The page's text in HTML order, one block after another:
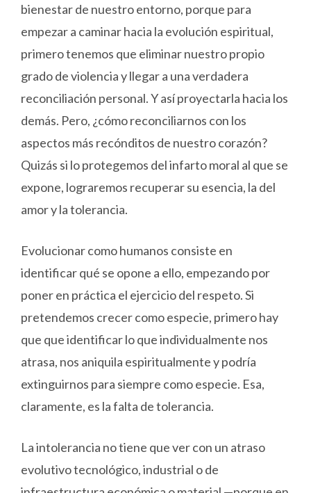
bienestar de nuestro entorno, porque para
empezar a caminar hacia la evolución espiritual,
primero tenemos que eliminar nuestro propio
grado de violencia y llegar a una verdadera
reconciliación personal. Y así proyectarla hacia los
demás. Pero, ¿cómo reconciliarnos con los
aspectos más recónditos de nuestro corazón?
Quizás si lo protegemos del infarto moral al que se
expone, lograremos recuperar su esencia, la del
amor y la tolerancia.
Evolucionar como humanos consiste en
identificar qué se opone a ello, empezando por
poner en práctica el ejercicio del respeto. Si
pretendemos crecer como especie, primero hay
que que identificar lo que individualmente nos
atrasa, nos aniquila espiritualmente y podría
extinguirnos para siempre como especie. Esa,
claramente, es la falta de tolerancia.
La intolerancia no tiene que ver con un atraso
evolutivo tecnológico, industrial o de